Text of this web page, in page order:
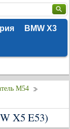
BMW X3
M54
X5 E53)